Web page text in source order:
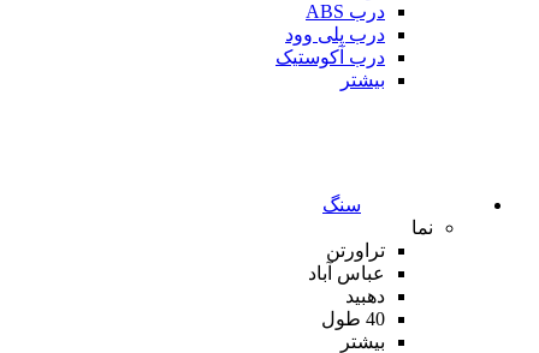
درب ABS
درب پلی وود
درب آکوستیک
بیشتر
سنگ
نما
تراورتن
عباس آباد
دهبید
40 طول
بیشتر